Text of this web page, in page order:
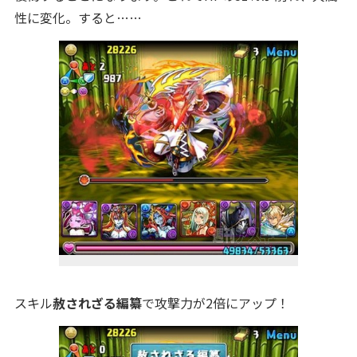
性に変化。すると……
スキル赦されざる編纂で攻撃力が2倍にアップ！